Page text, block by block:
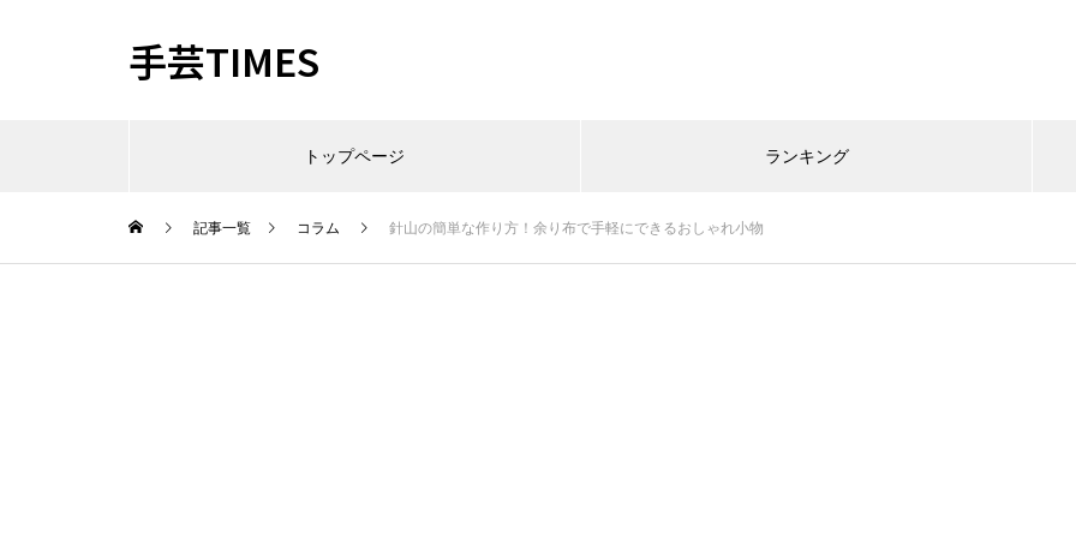
手芸TIMES
トップページ ランキング
記事一覧 コラム 針山の簡単な作り方！余り布で手軽にできるおしゃれ小物